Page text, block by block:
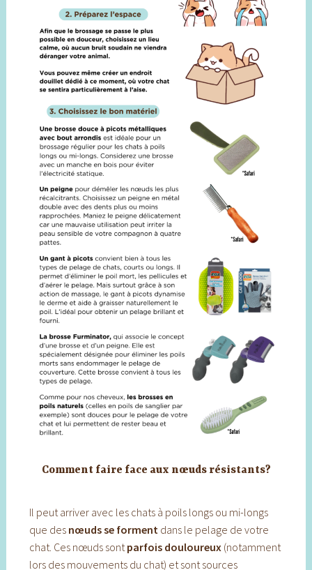
Comment faire face aux nœuds résistants?
Il peut arriver avec les chats à poils longs ou mi-longs
que des nœuds se forment dans le pelage de votre
chat. Ces nœuds sont parfois douloureux (notamment
lors des mouvements du chat) et sont sources